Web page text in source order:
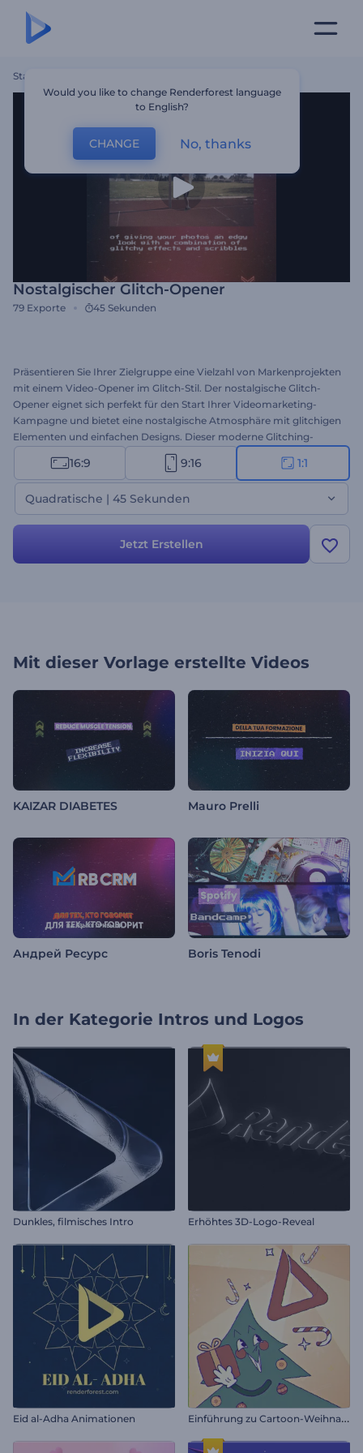
Startseite
Nostalgischer Glitch-Opener
79 Exporte 45 Sekunden
Präsentieren Sie Ihrer Zielgruppe eine Vielzahl von Markenprojekten
mit einem Video-Opener im Glitch-Stil. Der nostalgische Glitch-
Opener eignet sich perfekt für den Start Ihrer Videomarketing-
Kampagne und bietet eine nostalgische Atmosphäre mit glitchigen
Elementen und einfachen Designs. Dieser moderne Glitching-
Opener wird jedem Projekt einen einzigartigen Start verleihen.
Nehmen Sie sich eine Minute Zeit, um Ihre Bilder und Videos
hochzuladen, und geben Sie Ihre Texte ein, um einen
professionellen Video-Opener zu erhalten. Perfekt geeignet für die
Bewerbung neuer Produkte, Einladungen zu Veranstaltungen,
16:9 9:16 1:1
Quadratische | 45 Sekunden
Jetzt Erstellen
Mit dieser Vorlage erstellte Videos
KAIZAR DIABETES Mauro Prelli
Андрей Ресурс Boris Tenodi
In der Kategorie Intros und Logos
Dunkles, filmisches Intro Erhöhtes 3D-Logo-Reveal
Eid al-Adha Animationen E
inführung zu Cartoon-Weihnachtsgeschenken
Would you like to change Renderforest language
to English?
CHANGE No, thanks